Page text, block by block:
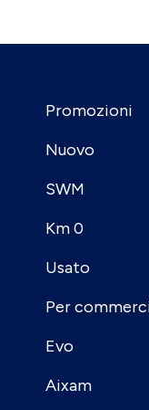
Promozioni
Nuovo
SWM
Km 0
Usato
Per
Evo
Aixam